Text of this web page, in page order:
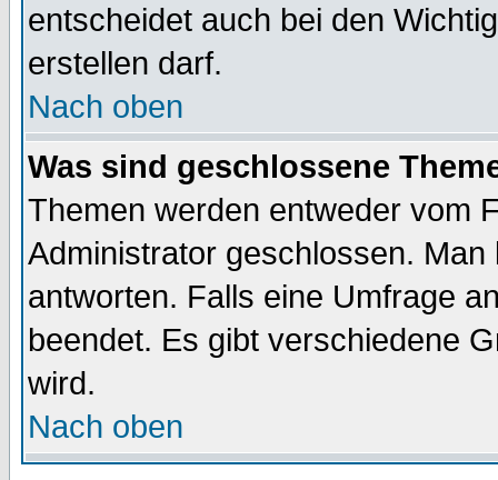
entscheidet auch bei den
erstellen darf.
Nach oben
Was sind geschlossene
Themen werden entweder vom
Administrator geschlossen.
antworten. Falls eine Umfrage
beendet. Es gibt verschiedene
wird.
Nach oben